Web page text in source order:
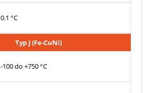
0.1 °C
Typ J (Fe-CuNi)
-100 do +750 °C